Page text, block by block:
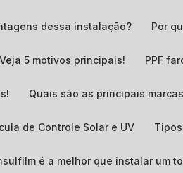
dessa instalação? Por
5 motivos principais! PPF
Quais são as principais
de Controle Solar e UV
é a melhor que instalar um